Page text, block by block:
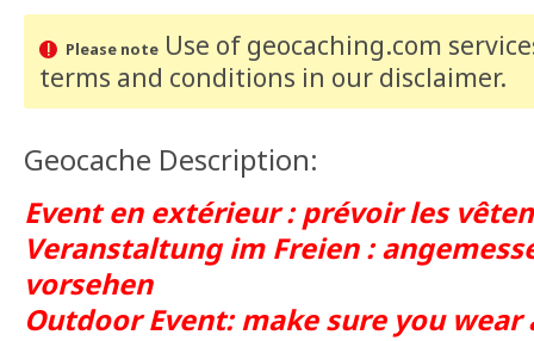
Please noteUse of geocaching.com
terms and conditions in our disclaimer.
Geocache Description:
Event en extérieur : prévoir les
Veranstaltung im Freien :
vorsehen
Outdoor Event: make sure you